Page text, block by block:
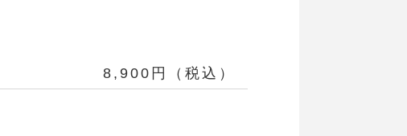
8,900円（税込）